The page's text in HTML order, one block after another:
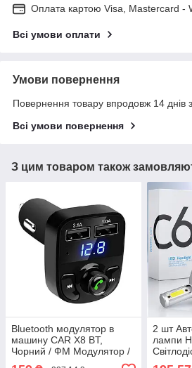
Оплата картою Visa, Mastercard -
Всі умови оплати
Умови повернення
Повернення товару впродовж 14 днів
Всі умови повернення
З цим товаром також
Bluetooth модулятор в
машину CAR X8 BT,
Чорний / ФМ Модулятор /
ФМ Трансмітер з блютуз /
2 шт
лампи